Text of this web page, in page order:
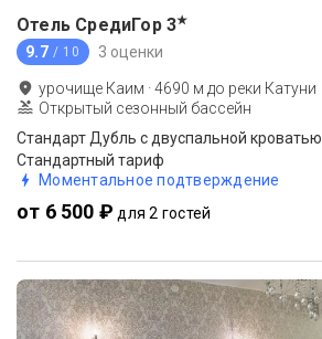
Отель СредиГор 3★
9.7 / 10 3 оценки
урочище Каим ·4690 м до реки Катуни
Открытый сезонный бассейн
Стандарт Дубль с двуспальной кроватью
Стандартный тариф
Моментальное подтверждение
от 6 500 ₽ для 2 гостей